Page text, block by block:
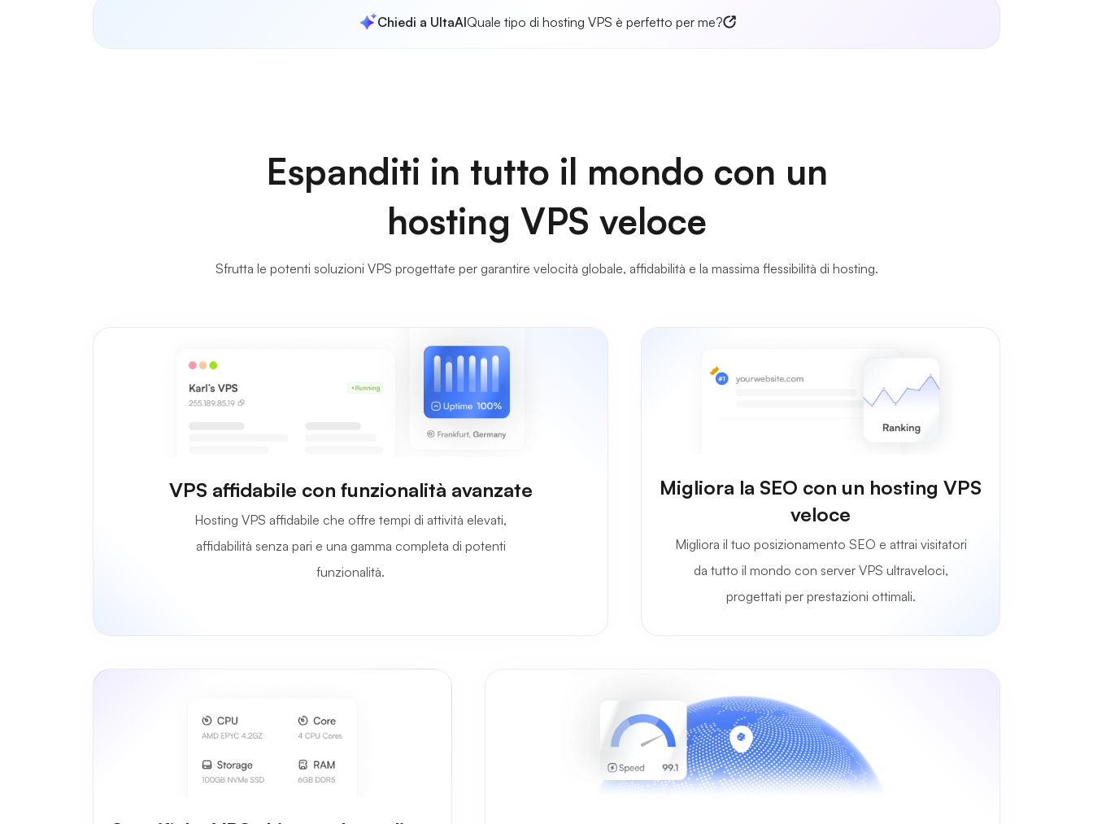
Chiedi a UltaAIQuale tipo di hosting VPS è perfetto per me?
Espanditi in tutto il mondo con un
hosting VPS veloce
Sfrutta le potenti soluzioni VPS progettate per garantire velocità globale, affidabilità e la massima flessibilità di hosting.
VPS affidabile con funzionalità avanzate
Hosting VPS affidabile che offre tempi di attività elevati,
affidabilità senza pari e una gamma completa di potenti
funzionalità.
Migliora la SEO con un hosting VPS
veloce
Migliora il tuo posizionamento SEO e attrai visitatori
da tutto il mondo con server VPS ultraveloci,
progettati per prestazioni ottimali.